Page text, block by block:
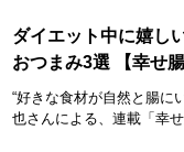
ダイエット中に嬉し
おつまみ3選 【幸せ
“好きな食材が自然と腸に
也さんによる、連載「幸